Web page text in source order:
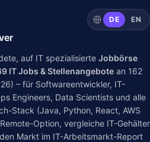
DE EN
auf IT spezialisierte Jobbörse
IT Jobs & Stellenangebote an 162
– für Softwareentwickler, IT-
Engineers, Data Scientists und alle
Stack (Java, Python, React, AWS
Option, vergleiche IT-Gehälter
Markt im IT-Arbeitsmarkt-Report